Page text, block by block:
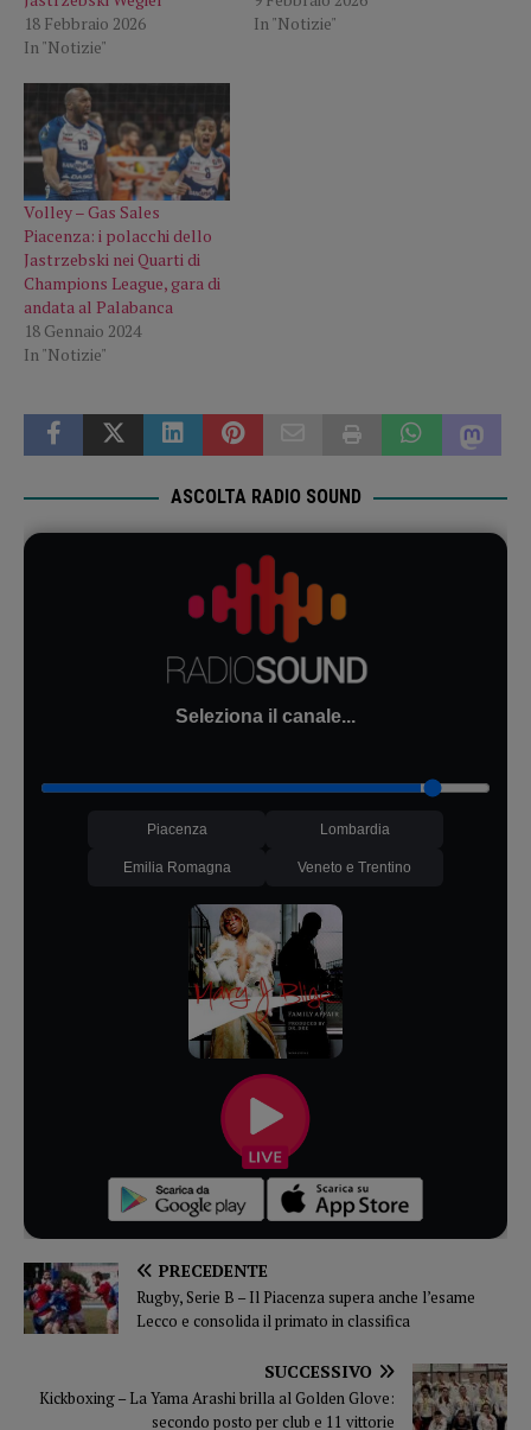
18 Febbraio 2026
In "Notizie"
In "Notizie"
Volley – Gas Sales
Piacenza: i polacchi dello
Jastrzebski nei Quarti di
Champions League, gara di
andata al Palabanca
18 Gennaio 2024
In "Notizie"
ASCOLTA RADIO SOUND
Seleziona il canale...
Piacenza Lombardia
Emilia Romagna Veneto e Trentino
PRECEDENTE
Rugby, Serie B – Il Piacenza supera anche l’esame
Lecco e consolida il primato in classifica
SUCCESSIVO
Kickboxing – La Yama Arashi brilla al Golden Glove:
secondo posto per club e 11 vittorie